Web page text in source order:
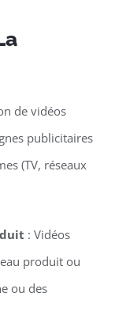
de vidéos
publicitaires
(TV, réseaux
: Vidéos
produit ou
ou des